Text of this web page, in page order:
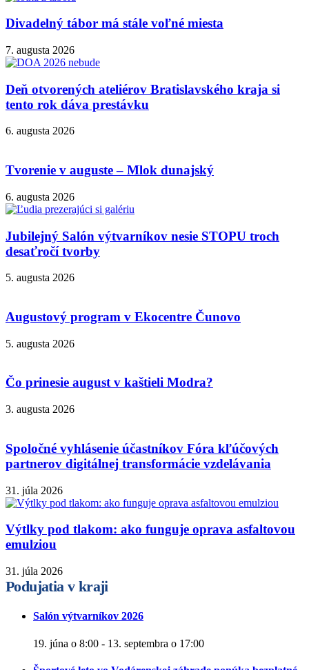
Divadelný tábor má stále voľné miesta
7. augusta 2026
Deň otvorených ateliérov Bratislavského kraja si
tento rok dáva prestávku
6. augusta 2026
Tvorenie v auguste – Mlok dunajský
6. augusta 2026
Jubilejný Salón výtvarníkov nesie STOPU troch
desaťročí tvorby
5. augusta 2026
Augustový program v Ekocentre Čunovo
5. augusta 2026
Čo prinesie august v kaštieli Modra?
3. augusta 2026
Spoločné vyhlásenie účastníkov Fóra kľúčových
partnerov digitálnej transformácie vzdelávania
31. júla 2026
Výtlky pod tlakom: ako funguje oprava asfaltovou
emulziou
31. júla 2026
Podujatia v kraji
Salón výtvarníkov 2026
19. júna o 8:00 - 13. septembra o 17:00